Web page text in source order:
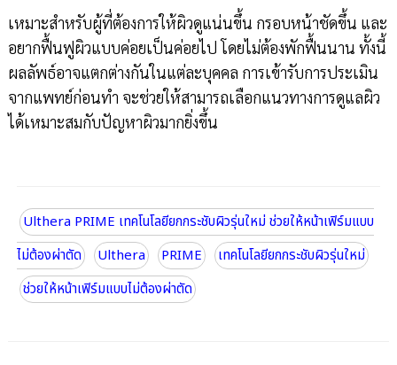
เหมาะสำหรับผู้ที่ต้องการให้ผิวดูแน่นขึ้น กรอบหน้าชัดขึ้น และ
อยากฟื้นฟูผิวแบบค่อยเป็นค่อยไป โดยไม่ต้องพักฟื้นนาน ทั้งนี้
ผลลัพธ์อาจแตกต่างกันในแต่ละบุคคล การเข้ารับการประเมิน
จากแพทย์ก่อนทำ จะช่วยให้สามารถเลือกแนวทางการดูแลผิว
ได้เหมาะสมกับปัญหาผิวมากยิ่งขึ้น
Ulthera PRIME เทคโนโลยียกกระชับผิวรุ่นใหม่ ช่วยให้หน้าเฟิร์มแบบ
ไม่ต้องผ่าตัด
Ulthera PRIME
เทคโนโลยียกกระชับผิวรุ่นใหม่
ช่วยให้หน้าเฟิร์มแบบไม่ต้องผ่าตัด